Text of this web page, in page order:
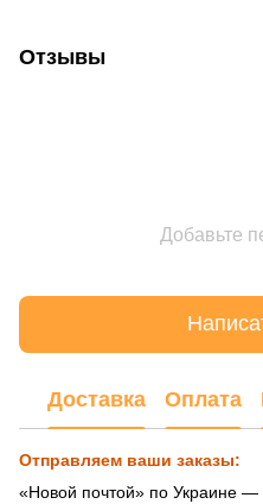
Отзывы
Добавьте
Доставка Оплата
Отправляем ваши заказы:
«Новой почтой» по Украине